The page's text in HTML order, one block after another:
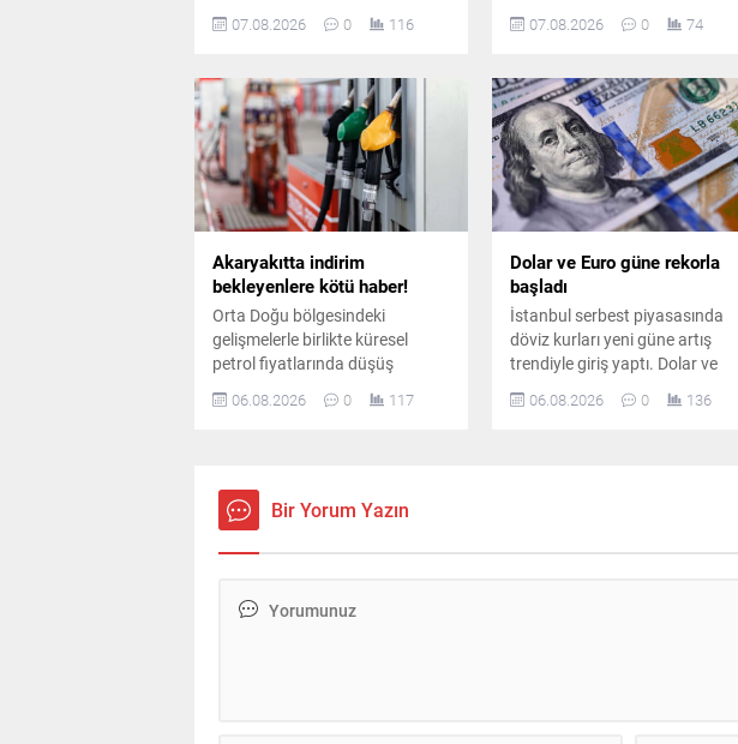
Sistemi desteğiyle sürücülerin
yansıyacak.
07.08.2026 0 116
tazeleyerek ons bazında 4.289
gördü.
07.08.2026 0 74
Akaryakıtta indirim
bekleyenlere kötü haber!
Orta Doğu bölgesindeki
gelişmelerle birlikte küresel
petrol fiyatlarında düşüş
yaşansa da iç piyasadaki
pompa fiyatları aynı kaldı.
06.08.2026 0 117
Dolar ve Euro güne rekorla
başladı
İstanbul serbest piyasasında
döviz kurları yeni güne artış
trendiyle giriş yaptı. Dolar ve
avro dünkü kapanış
seviyelerinin üzerine çıkarak
06.08.2026 0 136
Bir Yorum Yazın